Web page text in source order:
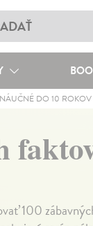
NÁUČNÉ DO 10 ROKOV
100